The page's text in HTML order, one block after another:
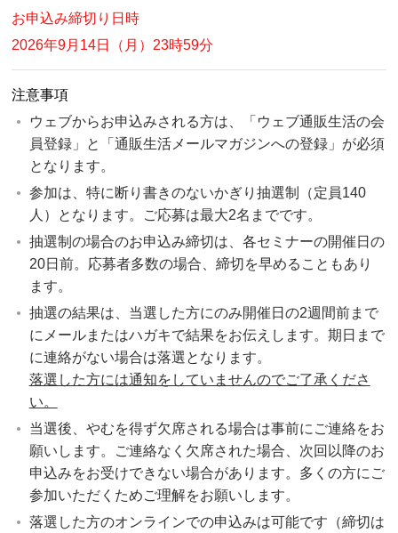
お申込み締切り日時
2026年9月14日（月）23時59分
注意事項
ウェブからお申込みされる方は、「ウェブ通販生活の会
員登録」と「通販生活メールマガジンへの登録」が必須
となります。
参加は、特に断り書きのないかぎり抽選制（定員140
人）となります。ご応募は最大2名までです。
抽選制の場合のお申込み締切は、各セミナーの開催日の
20日前。応募者多数の場合、締切を早めることもあり
ます。
抽選の結果は、当選した方にのみ開催日の2週間前まで
にメールまたはハガキで結果をお伝えします。期日まで
に連絡がない場合は落選となります。
落選した方には通知をしていませんのでご了承くださ
い。
当選後、やむを得ず欠席される場合は事前にご連絡をお
願いします。ご連絡なく欠席された場合、次回以降のお
申込みをお受けできない場合があります。多くの方にご
参加いただくためご理解をお願いします。
落選した方のオンラインでの申込みは可能です（締切は